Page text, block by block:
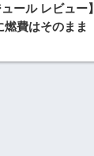
ール レビュー】
費はそのまま